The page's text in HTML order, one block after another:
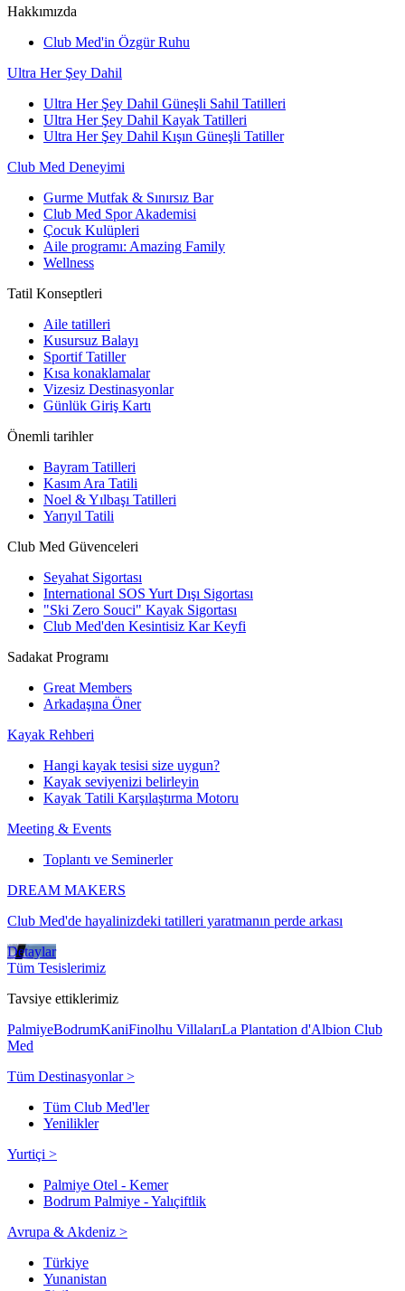
Hakkımızda
Club Med'in Özgür Ruhu
Ultra Her Şey Dahil
Ultra Her Şey Dahil Güneşli Sahil Tatilleri
Ultra Her Şey Dahil Kayak Tatilleri
Ultra Her Şey Dahil Kışın Güneşli Tatiller
Club Med Deneyimi
Gurme Mutfak & Sınırsız Bar
Club Med Spor Akademisi
Çocuk Kulüpleri
Aile programı: Amazing Family
Wellness
Tatil Konseptleri
Aile tatilleri
Kusursuz Balayı
Sportif Tatiller
Kısa konaklamalar
Vizesiz Destinasyonlar
Günlük Giriş Kartı
Önemli tarihler
Bayram Tatilleri
Kasım Ara Tatili
Noel & Yılbaşı Tatilleri
Yarıyıl Tatili
Club Med Güvenceleri
Seyahat Sigortası
International SOS Yurt Dışı Sigortası
"Ski Zero Souci" Kayak Sigortası
Club Med'den Kesintisiz Kar Keyfi
Sadakat Programı
Great Members
Arkadaşına Öner
Kayak Rehberi
Hangi kayak tesisi size uygun?
Kayak seviyenizi belirleyin
Kayak Tatili Karşılaştırma Motoru
Meeting & Events
Toplantı ve Seminerler
DREAM MAKERS
Club Med'de hayalinizdeki tatilleri yaratmanın perde arkası
Detaylar
Tüm Tesislerimiz
Tavsiye ettiklerimiz
PalmiyeBodrumKaniFinolhu VillalarıLa Plantation d'Albion Club
Med
Tüm Destinasyonlar >
Tüm Club Med'ler
Yenilikler
Yurtiçi >
Palmiye Otel - Kemer
Bodrum Palmiye - Yalıçiftlik
Avrupa & Akdeniz >
Türkiye
Yunanistan